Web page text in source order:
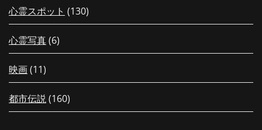
心霊スポット (130)
心霊写真(6)
映画(11)
都市伝説(160)